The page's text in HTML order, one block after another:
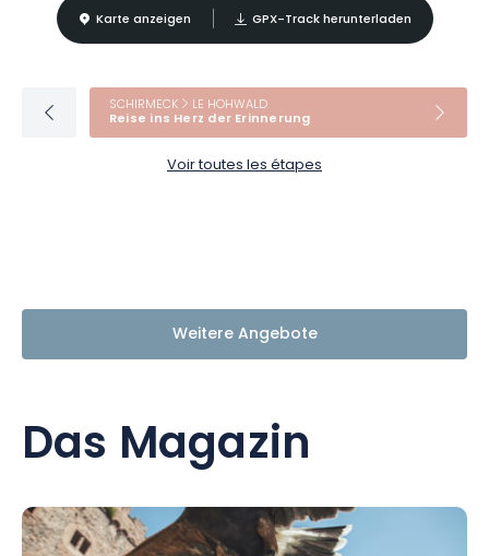
Karte anzeigen GPX-Track herunterladen
SCHIRMECK LE HOHWALD
Reise ins Herz der Erinnerung
Voir toutes les étapes
Weitere Angebote
Das Magazin